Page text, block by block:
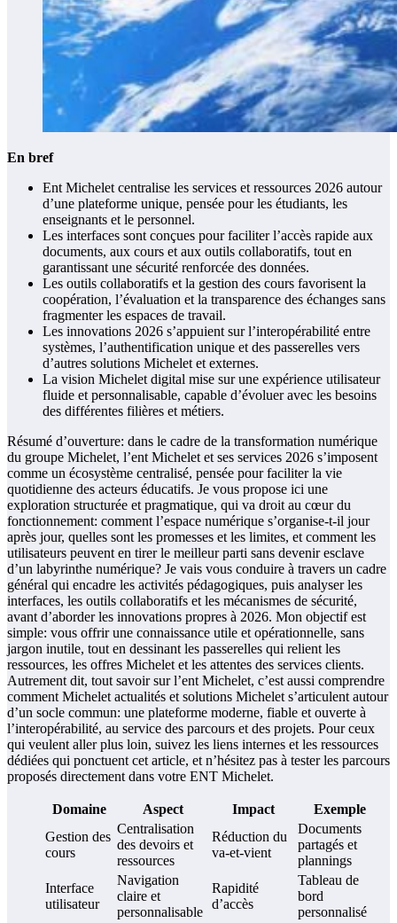
En bref
Ent Michelet centralise les services et ressources 2026 autour
d’une plateforme unique, pensée pour les étudiants, les
enseignants et le personnel.
Les interfaces sont conçues pour faciliter l’accès rapide aux
documents, aux cours et aux outils collaboratifs, tout en
garantissant une sécurité renforcée des données.
Les outils collaboratifs et la gestion des cours favorisent la
coopération, l’évaluation et la transparence des échanges sans
fragmenter les espaces de travail.
Les innovations 2026 s’appuient sur l’interopérabilité entre
systèmes, l’authentification unique et des passerelles vers
d’autres solutions Michelet et externes.
La vision Michelet digital mise sur une expérience utilisateur
fluide et personnalisable, capable d’évoluer avec les besoins
des différentes filières et métiers.
Résumé d’ouverture: dans le cadre de la transformation numérique
du groupe Michelet, l’ent Michelet et ses services 2026 s’imposent
comme un écosystème centralisé, pensée pour faciliter la vie
quotidienne des acteurs éducatifs. Je vous propose ici une
exploration structurée et pragmatique, qui va droit au cœur du
fonctionnement: comment l’espace numérique s’organise-t-il jour
après jour, quelles sont les promesses et les limites, et comment les
utilisateurs peuvent en tirer le meilleur parti sans devenir esclave
d’un labyrinthe numérique? Je vais vous conduire à travers un cadre
général qui encadre les activités pédagogiques, puis analyser les
interfaces, les outils collaboratifs et les mécanismes de sécurité,
avant d’aborder les innovations propres à 2026. Mon objectif est
simple: vous offrir une connaissance utile et opérationnelle, sans
jargon inutile, tout en dessinant les passerelles qui relient les
ressources, les offres Michelet et les attentes des services clients.
Autrement dit, tout savoir sur l’ent Michelet, c’est aussi comprendre
comment Michelet actualités et solutions Michelet s’articulent autour
d’un socle commun: une plateforme moderne, fiable et ouverte à
l’interopérabilité, au service des parcours et des projets. Pour ceux
qui veulent aller plus loin, suivez les liens internes et les ressources
dédiées qui ponctuent cet article, et n’hésitez pas à tester les parcours
proposés directement dans votre ENT Michelet.
Domaine Aspect Impact
Exemple
Gestion des
cours
Centralisation
des devoirs et
ressources
Réduction du
va-et-vient
Documents
partagés et
plannings
Interface
utilisateur
Navigation
claire et
personnalisable
Rapidité
d’accès
Tableau de
bord
personnalisé